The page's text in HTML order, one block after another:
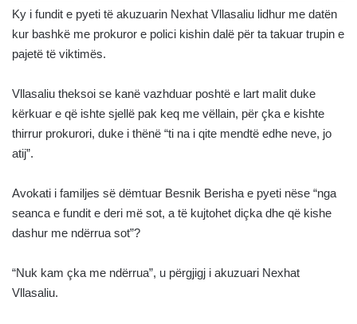
Ky i fundit e pyeti të akuzuarin Nexhat Vllasaliu lidhur me datën
kur bashkë me prokuror e polici kishin dalë për ta takuar trupin e
pajetë të viktimës.
Vllasaliu theksoi se kanë vazhduar poshtë e lart malit duke
kërkuar e që ishte sjellë pak keq me vëllain, për çka e kishte
thirrur prokurori, duke i thënë “ti na i qite mendtë edhe neve, jo
atij”.
Avokati i familjes së dëmtuar Besnik Berisha e pyeti nëse “nga
seanca e fundit e deri më sot, a të kujtohet diçka dhe që kishe
dashur me ndërrua sot”?
“Nuk kam çka me ndërrua”, u përgjigj i akuzuari Nexhat
Vllasaliu.